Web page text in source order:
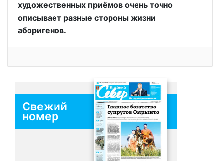
художественных приёмов очень точно
описывает разные стороны жизни
аборигенов.
Свежий
номер